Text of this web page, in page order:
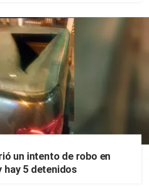
un intento de robo en
hay 5 detenidos